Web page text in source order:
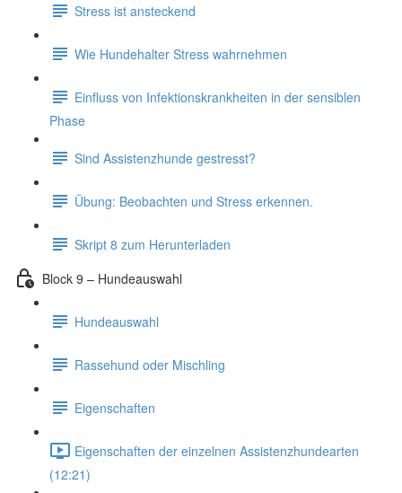
Stress ist ansteckend
Wie Hundehalter Stress wahrnehmen
Einfluss von Infektionskrankheiten in der sensiblen
Phase
Sind Assistenzhunde gestresst?
Übung: Beobachten und Stress erkennen.
Skript 8 zum Herunterladen
Block 9 – Hundeauswahl
Hundeauswahl
Rassehund oder Mischling
Eigenschaften
Eigenschaften der einzelnen Assistenzhundearten
(12:21)